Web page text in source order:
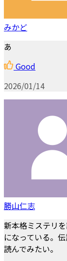
みかど
あ
Good
2026/01/14
勝山仁志
新本格ミステリ
になっている。
読んでみたい。